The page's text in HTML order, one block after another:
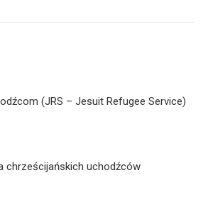
(JRS – Jesuit Refugee Service)
chrześcijańskich uchodźców